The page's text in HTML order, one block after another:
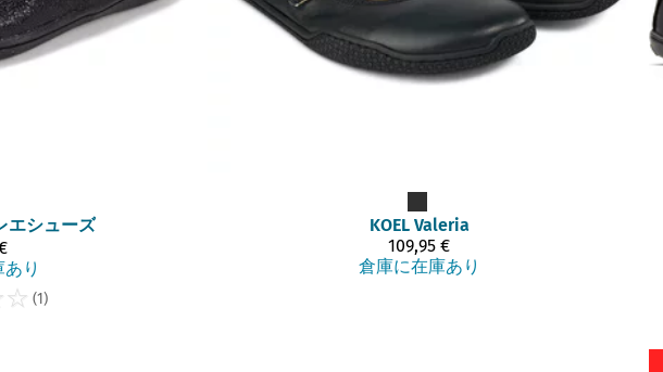
エシューズ
り
☆ (1)
KOEL Valeria
109,95 €
倉庫に在庫あり